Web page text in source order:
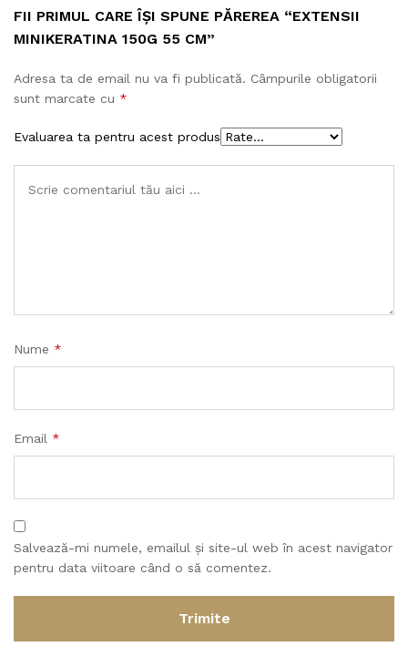
FII PRIMUL CARE ÎȘI SPUNE PĂREREA “EXTENSII
MINIKERATINA 150G 55 CM”
Adresa ta de email nu va fi publicată. Câmpurile obligatorii
sunt marcate cu *
Evaluarea ta pentru acest produs
Nume *
Email *
Salvează-mi numele, emailul și site-ul web în acest navigator
pentru data viitoare când o să comentez.